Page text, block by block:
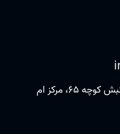
شعبه1: قم، بلوار امام موسی صدر، نبش کوچه 65، مرکز ام